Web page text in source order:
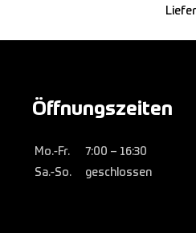
Öffnungszeiten
Mo.-Fr.
7:00 – 16:30
Sa.-So.
geschlossen